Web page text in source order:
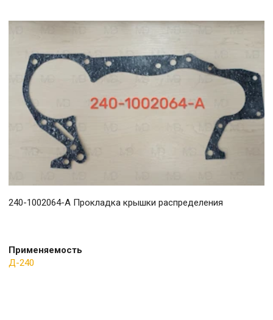
240-1002064-А Прокладка крышки распределения
Применяемость
Д-240